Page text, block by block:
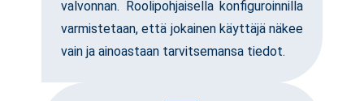
valvonnan. Roolipohjaisella konfiguroinnilla
varmistetaan, että jokainen käyttäjä näkee
vain ja ainoastaan tarvitsemansa tiedot.